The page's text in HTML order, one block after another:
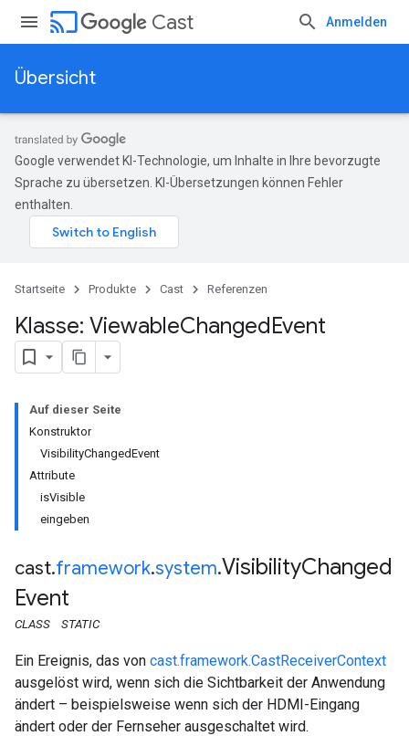
cast Cast Anmelden
Übersicht
Google verwendet KI-Technologie, um Inhalte in Ihre bevorzugte
Sprache zu übersetzen. KI-Übersetzungen können Fehler
enthalten.
Startseite Produkte Cast Referenzen
Klasse: ViewableChangedEvent
Auf dieser Seite
Konstruktor
VisibilityChangedEvent
Attribute
isVisible
eingeben
cast.framework.system.VisibilityChanged
Event
CLASS STATIC
Ein Ereignis, das von cast.framework.CastReceiverContext
ausgelöst wird, wenn sich die Sichtbarkeit der Anwendung
ändert – beispielsweise wenn sich der HDMI-Eingang
ändert oder der Fernseher ausgeschaltet wird.